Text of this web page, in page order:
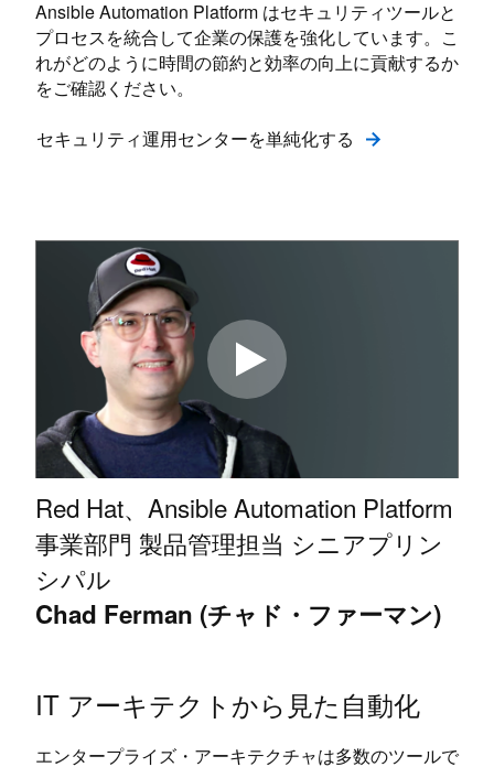
Ansible Automation Platform はセキュリティツールと
プロセスを統合して企業の保護を強化しています。こ
れがどのように時間の節約と効率の向上に貢献するか
をご確認ください。
セキュリティ運用センターを単純化する
Red Hat、Ansible Automation Platform
事業部門 製品管理担当 シニアプリン
シパル
Chad Ferman (チャド・ファーマン)
IT アーキテクトから見た自動化
エンタープライズ・アーキテクチャは多数のツールで